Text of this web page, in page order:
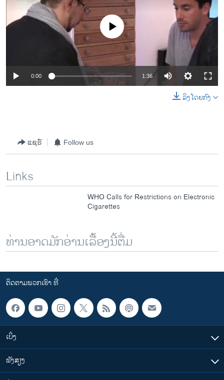
No media source currently available
0:00 1:36
ລິງໂດຍກົງ
ແຊຣ໌ Follow us
Links
WHO Calls for Restrictions on Electronic
Cigarettes
ທ່ານອາດມັກອ່ານເລື້ອງນີ້ຕື່ມ
ຕິດຕາມພວກເຮົາ ທີ່
ເບິ່ງ
ຟັງສຽງ